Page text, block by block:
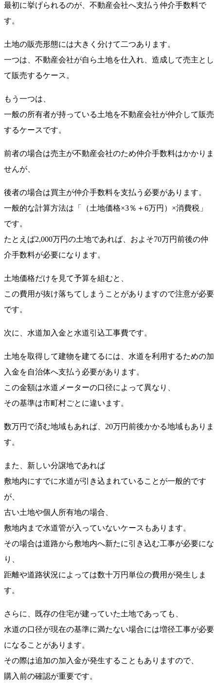
最初に挙げられるのが、不動産会社へ支払う仲介手数料で
す。
土地の販売形態には大きく分けて二つあります。
一つは、不動産会社が自ら土地を仕入れ、造成して売主とし
て販売するケース。
もう一つは、
一般の所有者が持っている土地を不動産会社が仲介して販売
するケースです。
前者の場合は売主が不動産会社のため仲介手数料はかかりま
せんが、
後者の場合は買主が仲介手数料を支払う必要があります。
一般的な計算方法は「（土地価格×3％＋6万円）×消費税」
です。
たとえば2,000万円の土地であれば、およそ70万円前後の仲
介手数料が必要になります。
土地価格だけを見て予算を組むと、
この費用が抜け落ちてしまうことがありますので注意が必要
です。
次に、水道加入金と水道引込工事費です。
土地を取得して建物を建てるには、水道を利用するための加
入金を自治体へ支払う必要があります。
この金額は水道メーターの口径によって異なり、
その基準は市町村ごとに違います。
数万円で済む地域もあれば、20万円前後かかる地域もありま
す。
また、新しい分譲地であれば
敷地内にすでに水道が引き込まれていることが一般的です
が、
古い土地や個人所有地の場合、
敷地内まで水道管が入っていないケースもあります。
その場合は道路から敷地内へ新たに引き込む工事が必要にな
り、
距離や道路状況によっては数十万円単位の費用が発生しま
す。
さらに、既存の住宅が建っていた土地であっても、
水道の口径が現在の基準に満たない場合には増径工事が必要
になることがあります。
その際は追加の加入金が発生することもありますので、
購入前の確認が重要です。